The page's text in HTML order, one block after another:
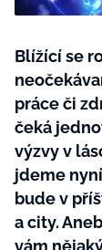
Blížící se
práce či
čeká
výzvy v
jdeme
bude v
a city.
vám